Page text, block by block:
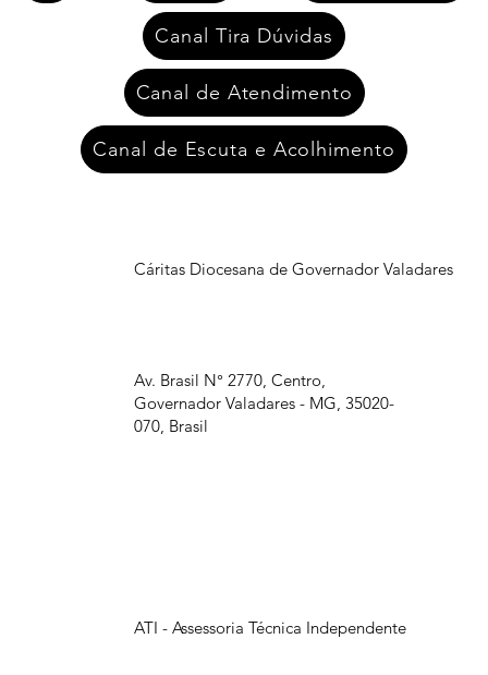
Cáritas Diocesana de Governador Valadares
Av. Brasil N° 2770, Centro,
Governador Valadares - MG, 35020-
070, Brasil
ATI - Assessoria Técnica Independente
Canal Tira Dúvidas
Canal de Atendimento
Canal de Escuta e Acolhimento